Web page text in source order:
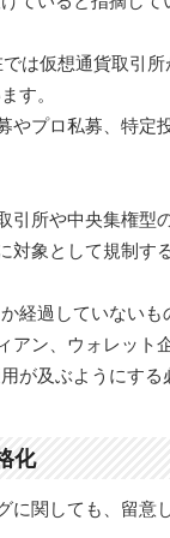
は仮想通貨取引
す。
やプロ私募、特定
引所や中央集権型
象として規制す
経過していない
ン、ウォレット
が及ぶようにする
化
に関しても、留意